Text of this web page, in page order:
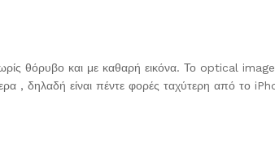
θόρυβο και με καθαρή εικόνα. Το optical
, δηλαδή είναι πέντε φορές ταχύτερη από το